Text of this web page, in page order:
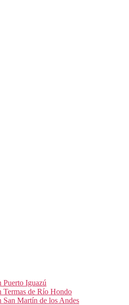
Puerto Iguazú
Termas de Río Hondo
San Martín de los Andes